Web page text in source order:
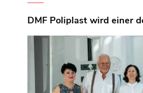
DMF Poliplast wird einer